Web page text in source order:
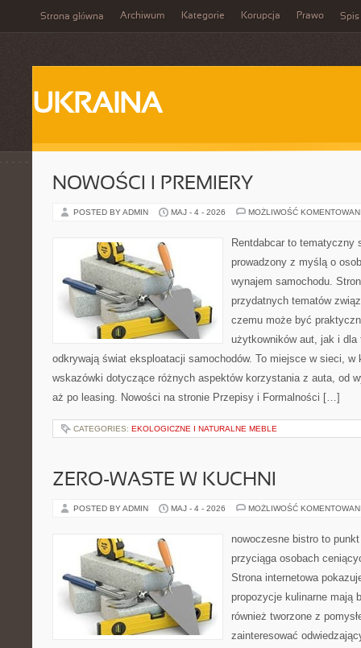
Strona główna Archiwum Kategorie Korupcja Prawo Spis
UKRAINA
NOWOŚCI I PREMIERY
POSTED BY ADMIN MAJ - 4 - 2026 MOŻLIWOŚĆ
Rentdabcar to tematyczny
prowadzony z myślą o
wynajem samochodu.
przydatnych tematów
czemu może być
użytkowników aut, jak i
odkrywają świat eksploatacji samochodów. To miejsce w sieci, w
wskazówki dotyczące różnych aspektów korzystania z auta, od
aż po leasing. Nowości na stronie Przepisy i Formalności […]
CATEGORIES: EKOLOGICZNE I NATURALNE MEBLE
ZERO-WASTE W KUCHNI
POSTED BY ADMIN MAJ - 4 - 2026 MOŻLIWOŚĆ
nowoczesne bistro to
przyciąga osobach
Strona internetowa
propozycje kulinarne mają
również tworzone z
zainteresować